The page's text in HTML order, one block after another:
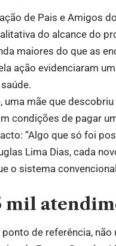
de Pais e Amigos
do alcance do
maiores do que as
ação evidenciaram
mãe que
condições de pagar
“Algo que só foi
Lima Dias, cada
o sistema
mil
de referência, não